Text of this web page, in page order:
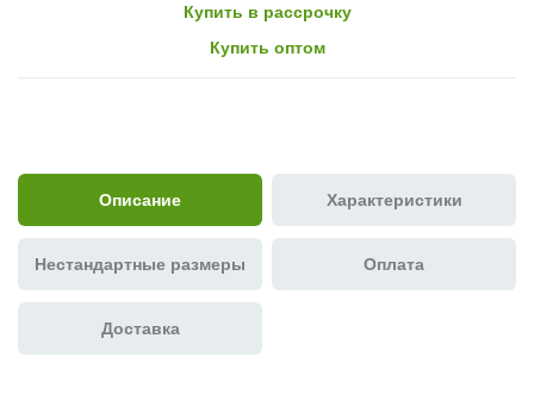
Купить в рассрочку
Купить оптом
Описание Характеристики
Нестандартные размеры Оплата
Доставка